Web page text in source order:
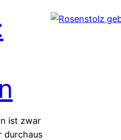
ist zwar
durchaus